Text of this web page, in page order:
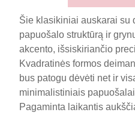
Šie klasikiniai auskarai su
papuošalo struktūrą ir
akcento, išsiskiriančio
Kvadratinės formos
bus patogu dėvėti net ir
minimalistiniais
Pagaminta laikantis